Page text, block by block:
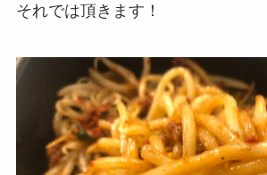
それでは頂きます！